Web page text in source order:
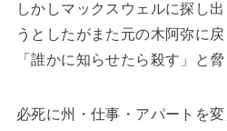
しかしマックスウェルに探し
うとしたがまた元の木阿弥に
「誰かに知らせたら殺す」と
必死に州・仕事・アパートを